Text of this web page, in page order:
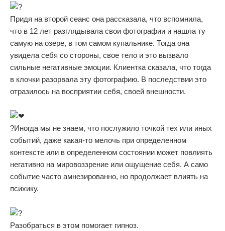
Придя на второй сеанс она рассказала, что вспомнила,
что в 12 лет разглядывала свои фотографии и нашла ту
самую на озере, в том самом купальнике. Тогда она
увидела себя со стороны, свое тело и это вызвало
сильные негативные эмоции. Клиентка сказала, что тогда
в клочки разорвала эту фотографию. В последствии это
отразилось на восприятии себя, своей внешности.
‍?Иногда мы не знаем, что послужило точкой тех или иных
событий, даже какая-то мелочь при определенном
контексте или в определенном состоянии может повлиять
негативно на мировоззрение или ощущение себя. А само
событие часто амнезированно, но продолжает влиять на
психику.
Разобраться в этом помогает гипноз.